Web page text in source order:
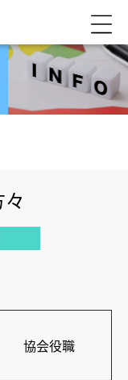
協会役職